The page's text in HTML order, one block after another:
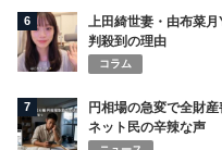
6
上田綺世妻・由布菜
判殺到の理由
コラム
7
円相場の急変で全財
ネット民の辛辣な声